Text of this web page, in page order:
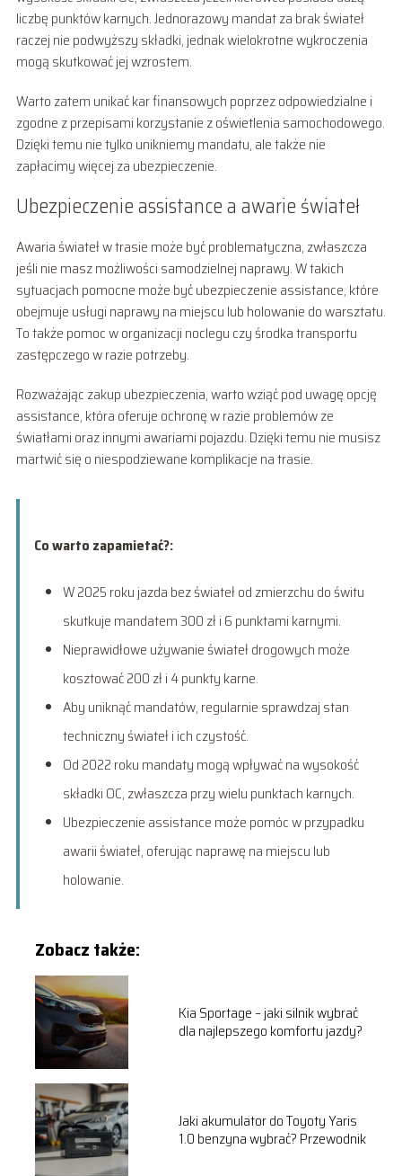
liczbę punktów karnych. Jednorazowy mandat za brak świateł
raczej nie podwyższy składki, jednak wielokrotne wykroczenia
mogą skutkować jej wzrostem.
Warto zatem unikać kar finansowych poprzez odpowiedzialne i
zgodne z przepisami korzystanie z oświetlenia samochodowego.
Dzięki temu nie tylko unikniemy mandatu, ale także nie
zapłacimy więcej za ubezpieczenie.
Ubezpieczenie assistance a awarie świateł
Awaria świateł w trasie może być problematyczna, zwłaszcza
jeśli nie masz możliwości samodzielnej naprawy. W takich
sytuacjach pomocne może być ubezpieczenie assistance, które
obejmuje usługi naprawy na miejscu lub holowanie do warsztatu.
To także pomoc w organizacji noclegu czy środka transportu
zastępczego w razie potrzeby.
Rozważając zakup ubezpieczenia, warto wziąć pod uwagę opcję
assistance, która oferuje ochronę w razie problemów ze
światłami oraz innymi awariami pojazdu. Dzięki temu nie musisz
martwić się o niespodziewane komplikacje na trasie.
Co warto zapamietać?:
W 2025 roku jazda bez świateł od zmierzchu do świtu
skutkuje mandatem 300 zł i 6 punktami karnymi.
Nieprawidłowe używanie świateł drogowych może
kosztować 200 zł i 4 punkty karne.
Aby uniknąć mandatów, regularnie sprawdzaj stan
techniczny świateł i ich czystość.
Od 2022 roku mandaty mogą wpływać na wysokość
składki OC, zwłaszcza przy wielu punktach karnych.
Ubezpieczenie assistance może pomóc w przypadku
awarii świateł, oferując naprawę na miejscu lub
holowanie.
Zobacz także:
Kia Sportage – jaki silnik wybrać
dla najlepszego komfortu jazdy?
Jaki akumulator do Toyoty Yaris
1.0 benzyna wybrać? Przewodnik